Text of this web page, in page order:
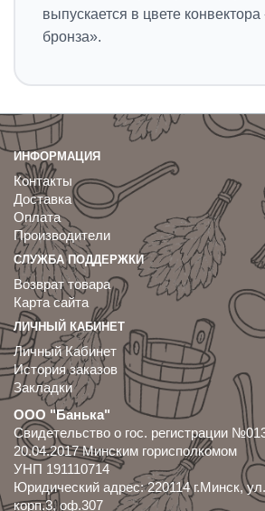
выпускается в цвете
бронза».
ИНФОРМАЦИЯ
Контакты
Доставка
Оплата
Производители
СЛУЖБА ПОДДЕРЖКИ
Возврат товара
Карта сайта
ЛИЧНЫЙ КАБИНЕТ
Личный Кабинет
История заказов
Закладки
ООО "Банька"
Свидетельство о гос. регистрации
20.04.2017 Минским горисполкомом
УНП 191110714
Юридический адрес: 220114 г.Минск,
корп.3, оф.307